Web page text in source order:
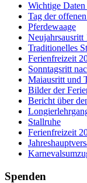
Wichtige Daten
Tag der
Pferdewaage
Neujahrsausritt
Traditionelles
Ferienfreizeit
Sonntagsritt
Maiausritt und
Bilder der
Bericht über
Stallruhe
Ferienfreizeit
Spenden